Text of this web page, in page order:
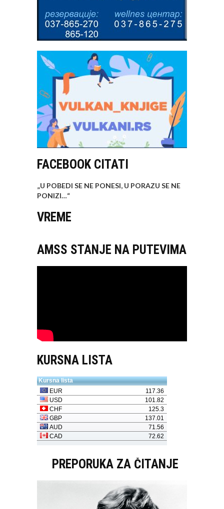
FACEBOOK CITATI
„U POBEDI SE NE PONESI, U PORAZU SE NE
PONIZI…“
VREME
AMSS STANJE NA PUTEVIMA
KURSNA LISTA
PREPORUKA ZA ČITANJE